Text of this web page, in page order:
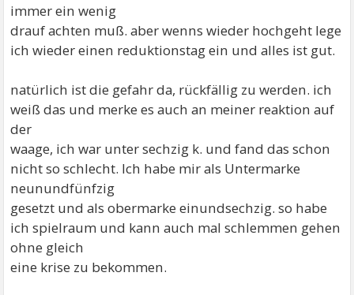
immer ein wenig
drauf achten muß. aber wenns wieder hochgeht lege
ich wieder einen reduktionstag ein und alles ist gut.
natürlich ist die gefahr da, rückfällig zu werden. ich
weiß das und merke es auch an meiner reaktion auf
der
waage, ich war unter sechzig k. und fand das schon
nicht so schlecht. Ich habe mir als Untermarke
neunundfünfzig
gesetzt und als obermarke einundsechzig. so habe
ich spielraum und kann auch mal schlemmen gehen
ohne gleich
eine krise zu bekommen.